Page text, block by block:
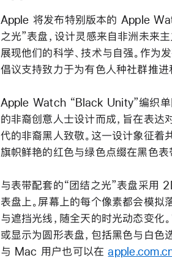
Apple 将发布特别版本的 Apple
之光”表盘，设计灵感来自非洲未来
展现他们的科学、技术与自强。作为
倡议支持致力于为有色人种社群推进
Apple Watch “Black Unity”编织单
的非裔创意人士设计而成，旨在表达
代的非裔黑人致敬。这一设计象征着
旗帜鲜艳的红色与绿色点缀在黑色表
与表带配套的“团结之光”表盘采用
表盘上。屏幕上的每个像素都会模拟
与遮挡光线，随全天的时光动态变化
或显示为圆形表盘，包括黑色与白色
与 Mac 用户也可以在